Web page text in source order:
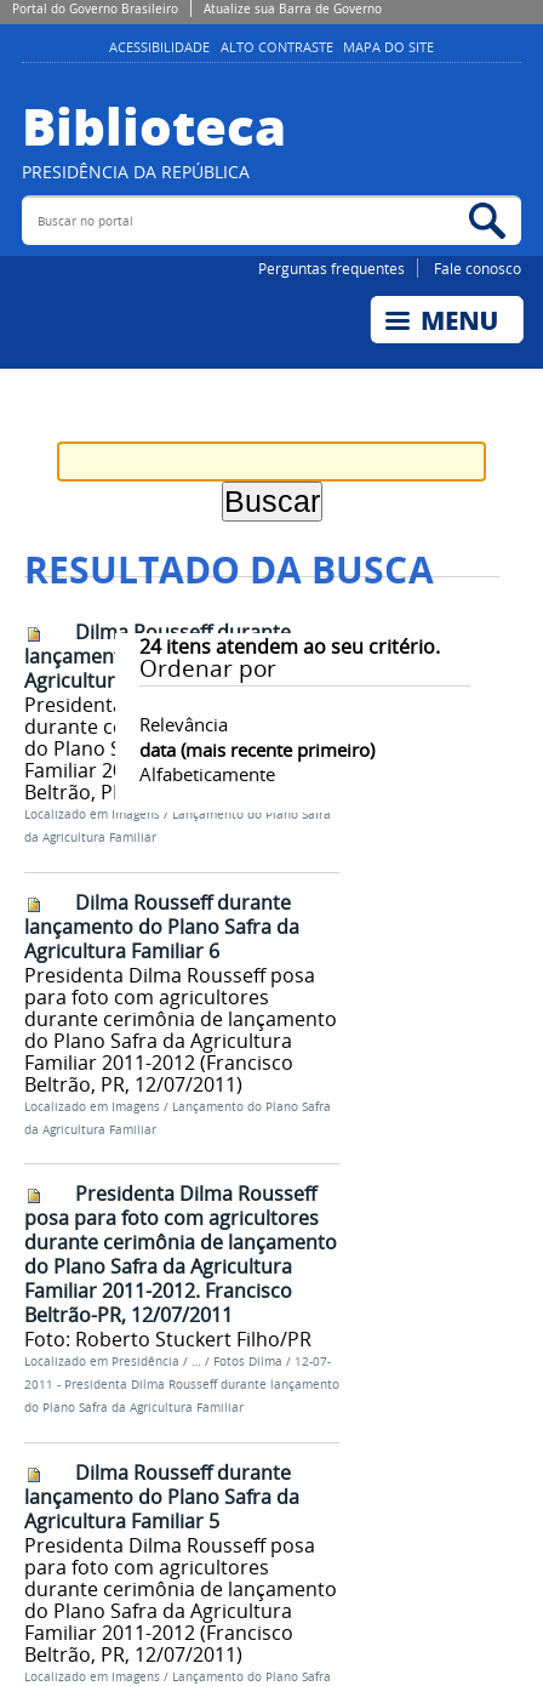
Portal do Governo Brasileiro Atualize sua Barra de Governo
ACESSIBILIDADE ALTO CONTRASTE MAPA DO SITE
Biblioteca
PRESIDÊNCIA DA REPÚBLICA
Buscar no portal
Perguntas frequentes Fale conosco
RESULTADO DA BUSCA
24itens atendem ao seu critério.
Ordenar por
Relevância
data (mais recente primeiro)
Alfabeticamente
Dilma Rousseff durante
lançamento do Plano Safra da
Agricultura Familiar 7
Presidenta Dilma Rousseff
durante cerimônia de lançamento
do Plano Safra da Agricultura
Familiar 2011-2012 (Francisco
Beltrão, PR, 12/07/2011)
Localizado em Imagens / Lançamento do Plano Safra
da Agricultura Familiar
Dilma Rousseff durante
lançamento do Plano Safra da
Agricultura Familiar 6
Presidenta Dilma Rousseff posa
para foto com agricultores
durante cerimônia de lançamento
do Plano Safra da Agricultura
Familiar 2011-2012 (Francisco
Beltrão, PR, 12/07/2011)
Localizado em Imagens / Lançamento do Plano Safra
da Agricultura Familiar
Presidenta Dilma Rousseff
posa para foto com agricultores
durante cerimônia de lançamento
do Plano Safra da Agricultura
Familiar 2011-2012. Francisco
Beltrão-PR, 12/07/2011
Foto: Roberto Stuckert Filho/PR
Localizado em Presidência / … / Fotos Dilma / 12-07-
2011 - Presidenta Dilma Rousseff durante lançamento
do Plano Safra da Agricultura Familiar
Dilma Rousseff durante
lançamento do Plano Safra da
Agricultura Familiar 5
Presidenta Dilma Rousseff posa
para foto com agricultores
durante cerimônia de lançamento
do Plano Safra da Agricultura
Familiar 2011-2012 (Francisco
Beltrão, PR, 12/07/2011)
Localizado em Imagens / Lançamento do Plano Safra